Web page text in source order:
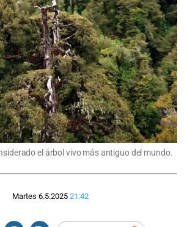
el árbol vivo más antiguo del mundo.
Martes 6.5.2025 21:42